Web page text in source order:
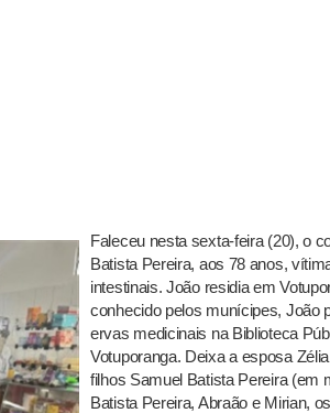
Faleceu nesta sexta-feira (20), o
Batista Pereira, aos 78 anos,
intestinais. João residia em
conhecido pelos munícipes, João
ervas medicinais na Biblioteca
Votuporanga. Deixa a esposa
filhos Samuel Batista Pereira (em
Batista Pereira, Abraão e Mirian,